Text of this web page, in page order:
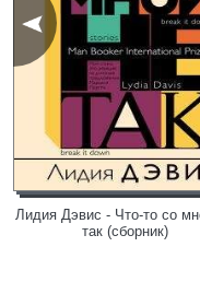
Лидия Дэвис - Что-то со
так (сборник)